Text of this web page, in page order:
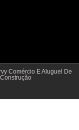
Comércio E Aluguel De